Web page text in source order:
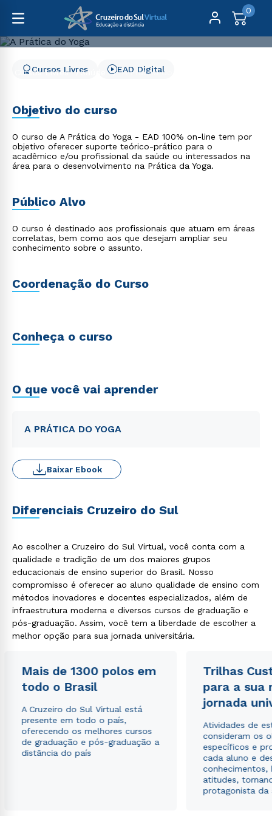
0
Cursos Livres Saúde A Prática do Yoga
Cursos Livres EAD Digital
Objetivo do curso
O curso de A Prática do Yoga - EAD 100% on-line tem por
objetivo oferecer suporte teórico-prático para o
acadêmico e/ou profissional da saúde ou interessados na
área para o desenvolvimento na Prática da Yoga.
Público Alvo
O curso é destinado aos profissionais que atuam em áreas
correlatas, bem como aos que desejam ampliar seu
conhecimento sobre o assunto.
Coordenação do Curso
Conheça o curso
O que você vai aprender
A PRÁTICA DO YOGA
Baixar Ebook
Diferenciais Cruzeiro do Sul
Ao escolher a Cruzeiro do Sul Virtual, você conta com a
qualidade e tradição de um dos maiores grupos
educacionais de ensino superior do Brasil. Nosso
compromisso é oferecer ao aluno qualidade de ensino com
métodos inovadores e docentes especializados, além de
infraestrutura moderna e diversos cursos de graduação e
pós-graduação. Assim, você tem a liberdade de escolher a
melhor opção para sua jornada universitária.
Mais de 1300 polos em
todo o Brasil
A Cruzeiro do Sul Virtual está
presente em todo o país,
oferecendo os melhores cursos
de graduação e pós-graduação a
distância do país
Trilhas
para a sua
jornada
Atividades de
consideram os
específicos e
cada aluno e
conhecimentos,
atitudes,
protagonista da